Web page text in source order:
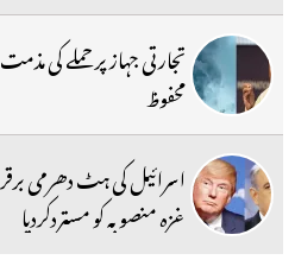
محفوظ
اسرائیل کی ہٹ دھرمی
غزہ منصوبہ کو مستردکردیا